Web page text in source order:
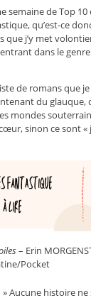
semaine de Top 10
qu’est-ce
que j’y met
dans le
de romans que
du glauque,
mondes
sinon ce sont «
– Erin
Pocket
» Aucune histoire ne